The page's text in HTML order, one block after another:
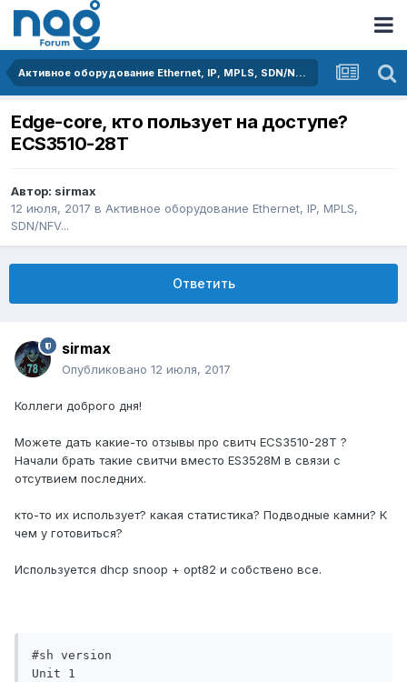
Активное оборудование Ethernet, IP, MPLS, SDN/NFV...
Edge-core, кто пользует на доступе?
ECS3510-28T
Автор: sirmax
12 июля, 2017 в Активное оборудование Ethernet, IP, MPLS,
SDN/NFV...
Ответить
sirmax
Опубликовано 12 июля, 2017
Коллеги доброго дня!
Можете дать какие-то отзывы про свитч ECS3510-28T ?
Начали брать такие свитчи вместо ES3528M в связи с
отсутвием последних.
кто-то их использует? какая статистика? Подводные камни? К
чем у готовиться?
Используется dhcp snoop + opt82 и собствено все.
#sh version
Unit 1